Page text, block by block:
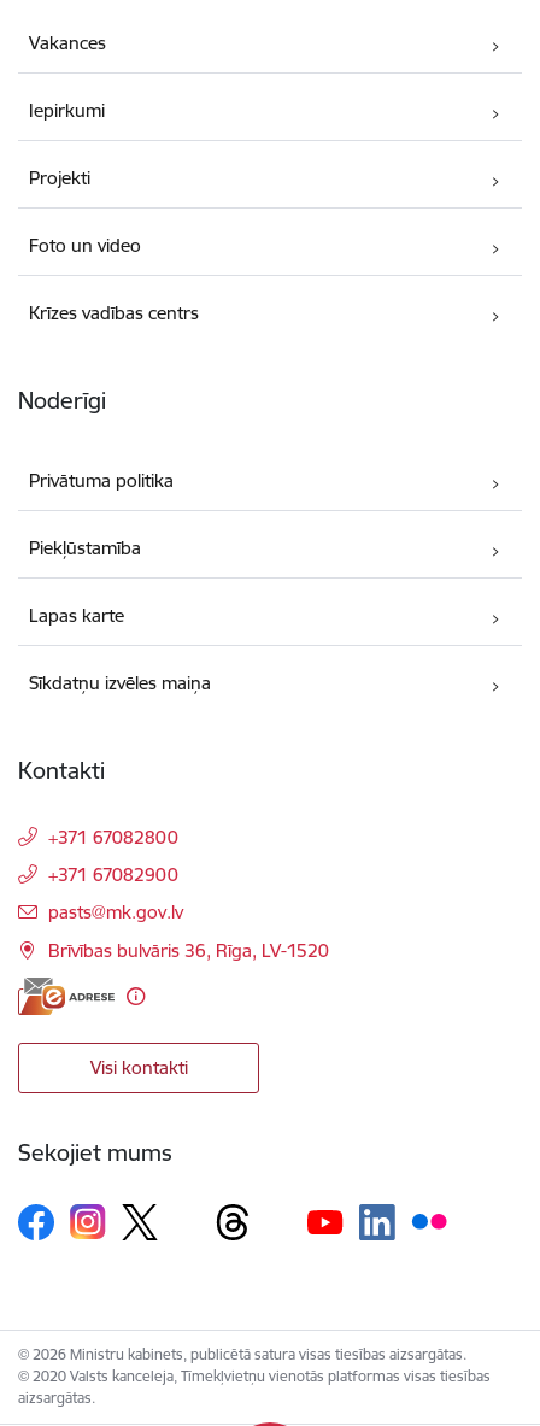
Vakances
Iepirkumi
Projekti
Foto un video
Krīzes vadības centrs
Noderīgi
Privātuma politika
Piekļūstamība
Lapas karte
Sīkdatņu izvēles maiņa
Kontakti
+371 67082800
+371 67082900
E-pasts:
pasts@mk.gov.lv
Brīvības bulvāris 36, Rīga, LV-1520
Visi kontakti
Sekojiet mums
© 2026 Ministru kabinets, publicētā satura visas tiesības aizsargātas.
© 2020 Valsts kanceleja, Tīmekļvietņu vienotās platformas visas tiesības
aizsargātas.